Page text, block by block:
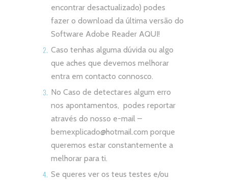
encontrar desactualizado) podes
fazer o download da última versão do
Software Adobe Reader AQUI!
Caso tenhas alguma dúvida ou algo
que aches que devemos melhorar
entra em contacto connosco.
No Caso de detectares algum erro
nos apontamentos, podes reportar
através do nosso e-mail –
bemexplicado@hotmail.com porque
queremos estar constantemente a
melhorar para ti.
Se queres ver os teus testes e/ou